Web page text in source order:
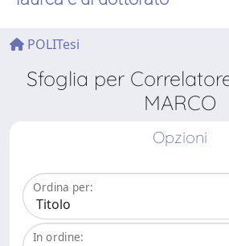
POLITesi
Sfoglia per
MARCO
Opzioni
Ordina per:
In ordine: